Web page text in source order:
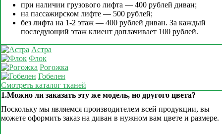
при наличии грузового лифта — 400 рублей диван;
на пассажирском лифте — 500 рублей;
без лифта на 1-2 этаж — 400 рублей диван. За каждый
последующий этаж клиент доплачивает 100 рублей.
Астра
Флок
Рогожка
Гобелен
Смотреть каталог тканей
1.Можно ли заказать эту же модель, но другого цвета?
Поскольку мы являемся производителем всей продукции, вы
можете оформить заказ на диван в нужном вам цвете и размере.